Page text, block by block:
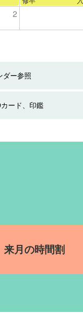
2
ダー参照
ード、印鑑
来月の時間割